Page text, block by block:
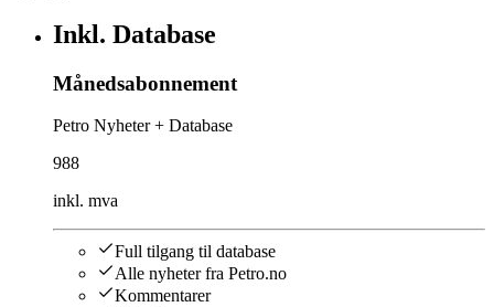
Inkl. Database
Månedsabonnement
Petro Nyheter + Database
988
inkl. mva
Full tilgang til database
Alle nyheter fra Petro.no
Kommentarer